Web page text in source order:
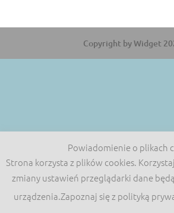
Copyright by Widget
Powiadomienie o plikach
Strona korzysta z plików cookies.
zmiany ustawień przeglądarki dane
urządzenia.Zapoznaj się z polityką